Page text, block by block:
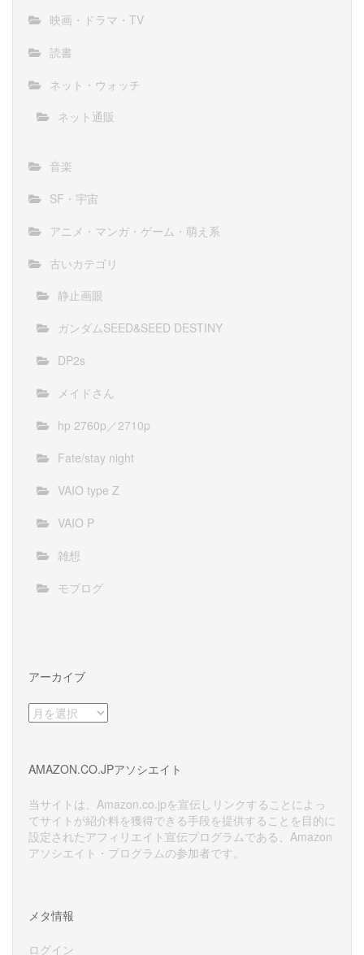
映画・ドラマ・TV
読書
ネット・ウォッチ
ネット通販
音楽
SF・宇宙
アニメ・マンガ・ゲーム・萌え系
古いカテゴリ
静止画眼
ガンダムSEED&SEED DESTINY
DP2s
メイドさん
hp 2760p／2710p
Fate/stay night
VAIO type Z
VAIO P
雑想
モブログ
アーカイブ
ア
ー
ブ
AMAZON.CO.JPアソシエイト
当サイトは、Amazon.co.jpを宣伝しリンクすることによっ
てサイトが紹介料を獲得できる手段を提供することを目的に
設定されたアフィリエイト宣伝プログラムである、Amazon
アソシエイト・プログラムの参加者です。
メタ情報
ログイン